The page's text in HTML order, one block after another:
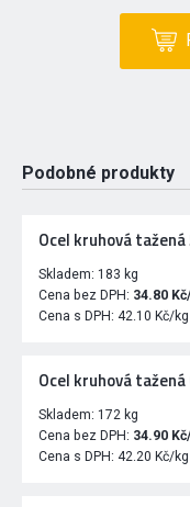
Podobné produkty
Ocel kruhová tažená
Skladem: 183 kg
Cena bez DPH: 34.80
Cena s DPH: 42.10 Kč/kg
Ocel kruhová tažená
Skladem: 172 kg
Cena bez DPH: 34.90
Cena s DPH: 42.20 Kč/kg